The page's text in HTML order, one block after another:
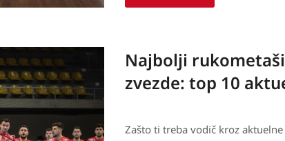
Najbolji
zvezde: top 10
Zašto ti treba vodič kroz